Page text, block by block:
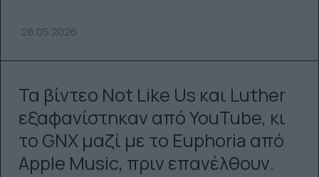
26.05.2026
Τα βίντεο Not Like Us και Luther
εξαφανίστηκαν από YouTube, κι
το GNX μαζί με το Euphoria από
Apple Music, πριν επανέλθουν.